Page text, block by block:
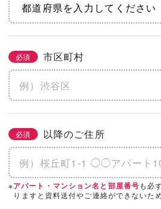
必須 市区町村
必須 以降のご住所
※アパート・マンション名と部屋番号も必
りますと資料送付やご連絡ができないた